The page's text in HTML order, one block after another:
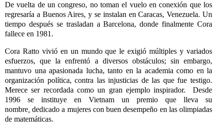
De vuelta de un congreso, no toman el vuelo en conexión que los
regresaría a Buenos Aires, y se instalan en Caracas, Venezuela. Un
tiempo después se trasladan a Barcelona, donde finalmente Cora
fallece en 1981.
Cora Ratto vivió en un mundo que le exigió múltiples y variados
esfuerzos, que la enfrentó a diversos obstáculos; sin embargo,
mantuvo una apasionada lucha, tanto en la academia como en la
organización política, contra las injusticias de las que fue testigo.
Merece ser recordada como un gran ejemplo inspirador. Desde
1996 se instituye en Vietnam un premio que lleva su
nombre ,dedicado a mujeres con buen desempeño en las olimpiadas
de matemáticas.